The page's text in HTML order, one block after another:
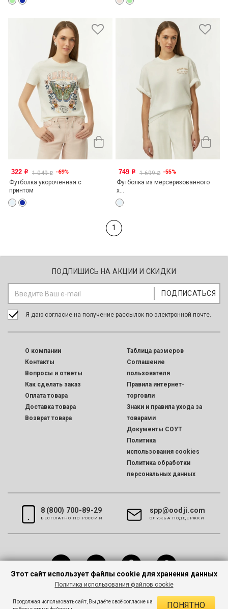
322 o 1 049o -69%
Футболка укороченная с
принтом
749 o 1 699o -55%
Футболка из мерсеризованного
х...
1
ПОДПИШИСЬ НА АКЦИИ И СКИДКИ
Я даю согласие на получение рассылок по электронной почте.
O компании
Контакты
Вопросы и ответы
Как сделать заказ
Оплата товара
Доставка товара
Возврат товара
Таблица размеров
Соглашение
пользователя
Правила интернет-
торговли
Знаки и правила ухода за
товарами
Документы СОУТ
Политика
использования cookies
Политика обработки
персональных данных
8 (800) 700-89-29
БЕСПЛАТНО ПО РОССИИ
spp@oodji.com
CЛУЖБА ПОДДЕРЖКИ
Все права защищены © 2026 oodji
Этот сайт использует файлы cookie для хранения данных
Политика использования файлов cookie
Продолжая использовать сайт, Вы даёте своё согласие на
ПОНЯТНО